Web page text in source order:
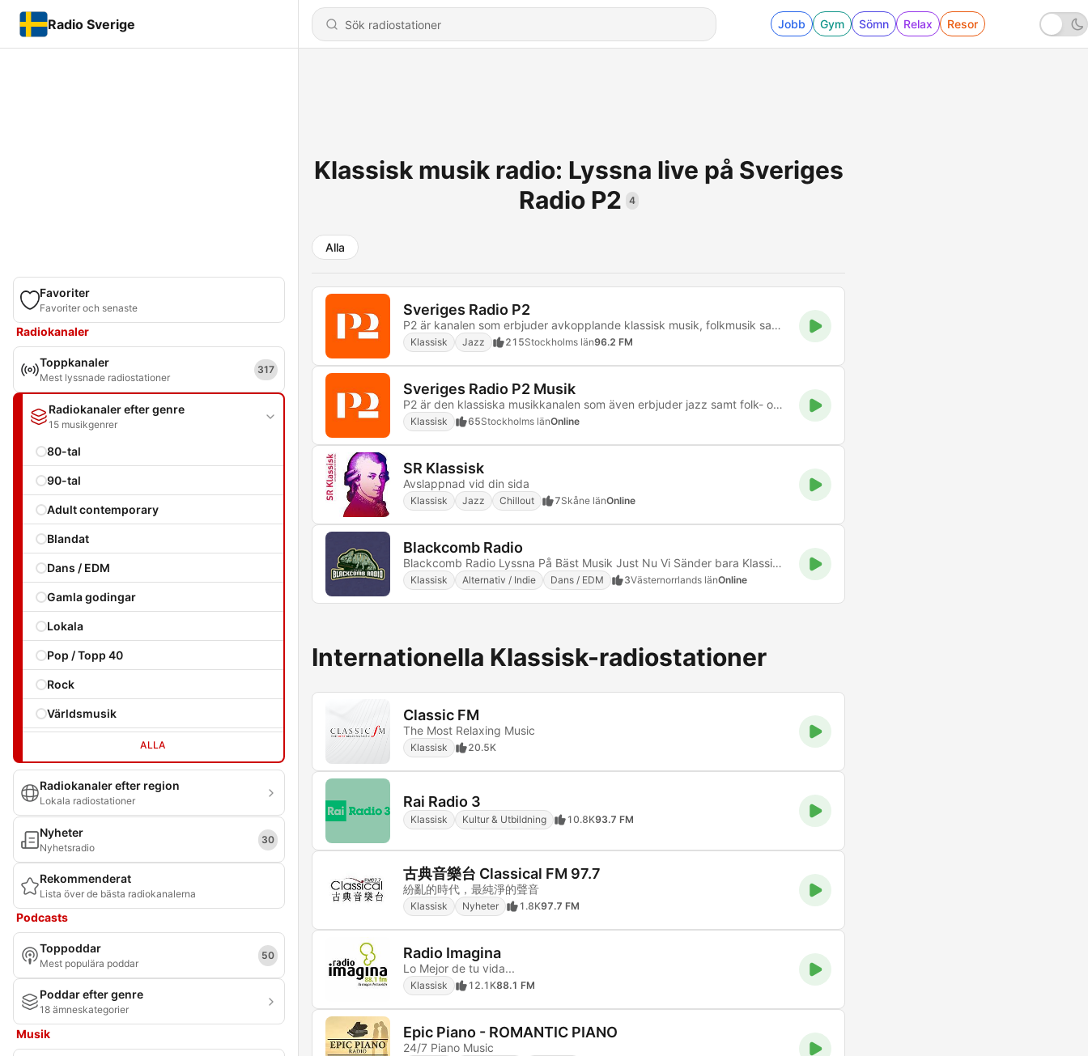
Radio Sverige Jobb Gym Sömn Relax Resor
Favoriter
Favoriter och senaste
Radiokanaler
Toppkanaler
Mest lyssnade radiostationer
317
Radiokanaler efter genre
15 musikgenrer
80-tal
90-tal
Adult contemporary
Blandat
Dans / EDM
Gamla godingar
Lokala
Pop / Topp 40
Rock
Världsmusik
ALLA
Radiokanaler efter region
Lokala radiostationer
Nyheter
Nyhetsradio
30
Rekommenderat
Lista över de bästa radiokanalerna
Podcasts
Toppoddar
Mest populära poddar
50
Poddar efter genre
18 ämneskategorier
Musik
Klassisk musik radio: Lyssna live på Sveriges
Radio P2
4
Alla
Sveriges Radio P2
P2 är kanalen som erbjuder avkopplande klassisk musik, folkmusik samt jazz dygnet runt. Lyssna och njut.
Klassisk Jazz 215Stockholms län96.2 FM
Sveriges Radio P2 Musik
P2 är den klassiska musikkanalen som även erbjuder jazz samt folk- och världsmusik. Digitalt sänder vi musikprogram dygnet runt, i FM finns även program på andra språk än svenska.
Klassisk 65Stockholms länOnline
SR Klassisk
Avslappnad vid din sida
Klassisk Jazz Chillout 7Skåne länOnline
Blackcomb Radio
Blackcomb Radio Lyssna På Bäst Musik Just Nu Vi Sänder bara Klassiker vi sänder bara Klassik Musik
Klassisk Alternativ / Indie Dans / EDM 3Västernorrlands länOnline
Internationella Klassisk-radiostationer
Classic FM
The Most Relaxing Music
Klassisk 20.5K
Rai Radio 3
Klassisk Kultur & Utbildning 10.8K93.7 FM
古典音樂台 Classical FM 97.7
紛亂的時代，最純淨的聲音
Klassisk Nyheter 1.8K97.7 FM
Radio Imagina
Lo Mejor de tu vida...
Klassisk 12.1K88.1 FM
Epic Piano - ROMANTIC PIANO
24/7 Piano Music